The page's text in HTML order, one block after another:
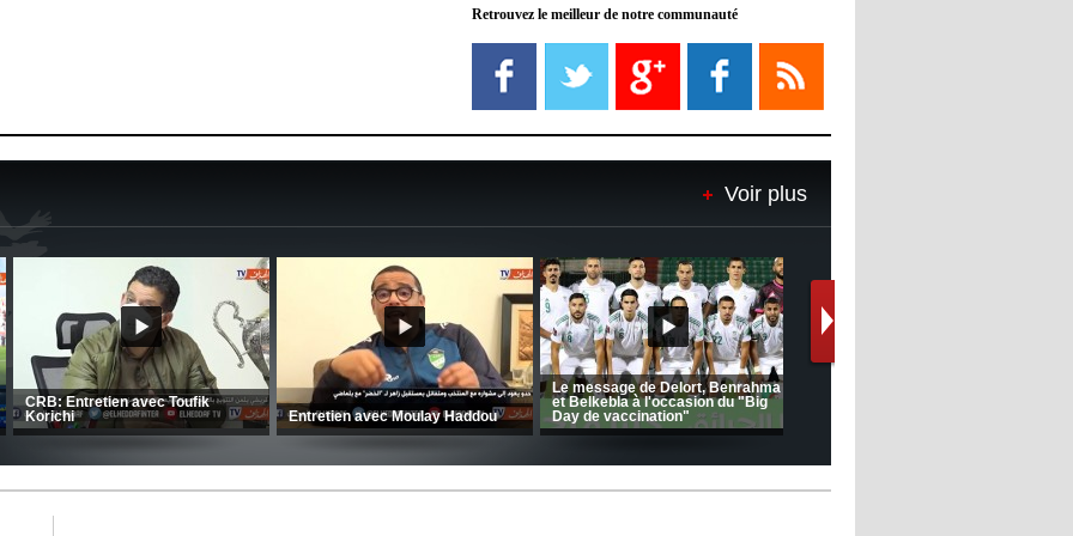
08:21 - 2022/11/08
Liverpool mis en vente par son
propriétaire
Le Barça savoure sa première
place et chambre le Real Madrid
de matchs"
12:39 - 2022/11/06
Real : Les dirigeants veulent le
départ d'Hazard cet hiver
Retrouvez le meilleur de notre communauté
Voir plus
Ligue 1 Mobilis (23ème journée):
MCO 5 – USB 0
(Coupe de la CAF) Nkana FC 1 -
CRB 0
CSC: La préparation des hommes
d’Amrani se poursuit en Tunisie
le large
au FC